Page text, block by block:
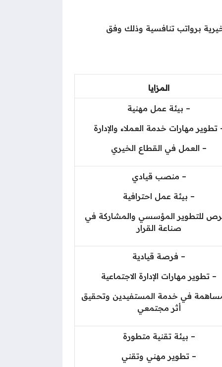
برواتب تنافسية وذلك وفق
المزايا
– بيئة عمل مهنية
تطوير مهارات خدمة العملاء والإدارة
– العمل في القطاع الخيري
– منصب قيادي
– بيئة عمل احترافية
للتطوير المؤسسي والمشاركة في
صناعة القرار
– فرصة قيادية
– تطوير مهارات الإدارة الاجتماعية
في خدمة المستفيدين وتحقيق
أثر مجتمعي
– بيئة تقنية متطورة
– تطوير مهني وتقني